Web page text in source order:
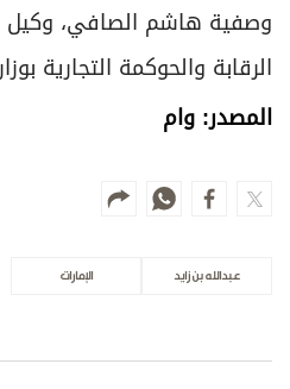
وصفية هاشم الصافي، وكيل
الرقابة والحوكمة التجارية
المصدر: وام
عبدالله بن زايد الإمارات